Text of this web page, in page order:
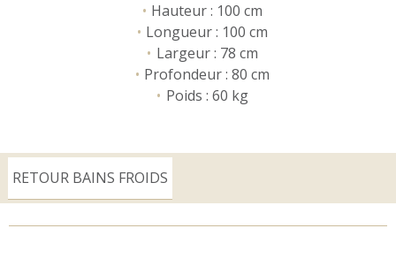
Hauteur : 100 cm
Longueur : 100 cm
Largeur : 78 cm
Profondeur : 80 cm
Poids : 60 kg
RETOUR BAINS FROIDS